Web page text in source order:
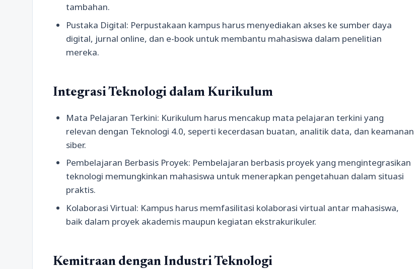
tambahan.
Pustaka Digital: Perpustakaan kampus harus menyediakan akses ke sumber daya
digital, jurnal online, dan e-book untuk membantu mahasiswa dalam penelitian
mereka.
Integrasi Teknologi dalam Kurikulum
Mata Pelajaran Terkini: Kurikulum harus mencakup mata pelajaran terkini yang
relevan dengan Teknologi 4.0, seperti kecerdasan buatan, analitik data, dan keamanan
siber.
Pembelajaran Berbasis Proyek: Pembelajaran berbasis proyek yang mengintegrasikan
teknologi memungkinkan mahasiswa untuk menerapkan pengetahuan dalam situasi
praktis.
Kolaborasi Virtual: Kampus harus memfasilitasi kolaborasi virtual antar mahasiswa,
baik dalam proyek akademis maupun kegiatan ekstrakurikuler.
Kemitraan dengan Industri Teknologi